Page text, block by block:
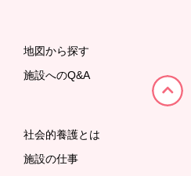
地図から探す
施設へのQ&A
社会的養護とは
施設の仕事